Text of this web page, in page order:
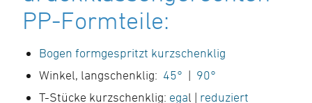
PP-Formteile:
Bogen formgespritzt kurzschenklig
Winkel, langschenklig: 45° | 90°
T-Stücke kurzschenklig: egal | reduziert